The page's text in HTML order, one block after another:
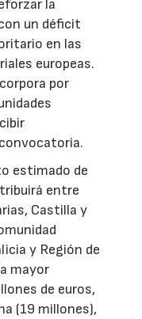
la
un déficit
en las
europeas.
por
estimado de
entre
Castilla y
y Región de
mayor
de euros,
(19 millones),